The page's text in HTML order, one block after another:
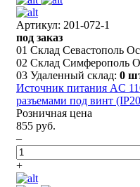
Артикул: 201-072-1
под заказ
01 Склад Севастополь
02 Склад Симферополь
03 Удаленный склад: 0
Источник питания AC
разъемами под винт
Розничная цена
855 руб.
–
+